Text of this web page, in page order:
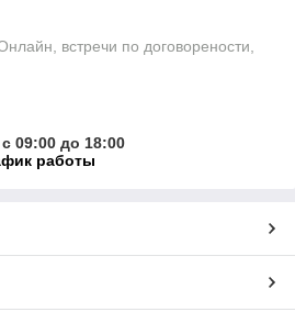
встречи по договорености,
09:00 до 18:00
работы